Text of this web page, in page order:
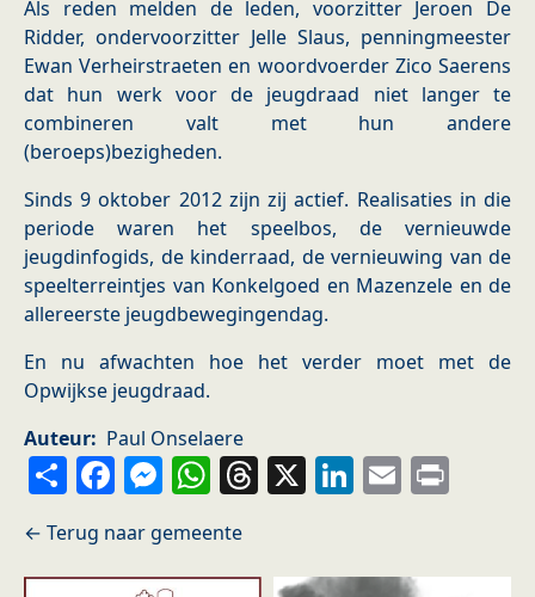
Als reden melden de leden, voorzitter Jeroen De
Ridder, ondervoorzitter Jelle Slaus, penningmeester
Ewan Verheirstraeten en woordvoerder Zico Saerens
dat hun werk voor de jeugdraad niet langer te
combineren valt met hun andere
(beroeps)bezigheden.
Sinds 9 oktober 2012 zijn zij actief. Realisaties in die
periode waren het speelbos, de vernieuwde
jeugdinfogids, de kinderraad, de vernieuwing van de
speelterreintjes van Konkelgoed en Mazenzele en de
allereerste jeugdbewegingendag.
En nu afwachten hoe het verder moet met de
Opwijkse jeugdraad.
Auteur
Paul Onselaere
ShareFacebook
Messenger
WhatsApp
Threads
X LinkedIn
Email